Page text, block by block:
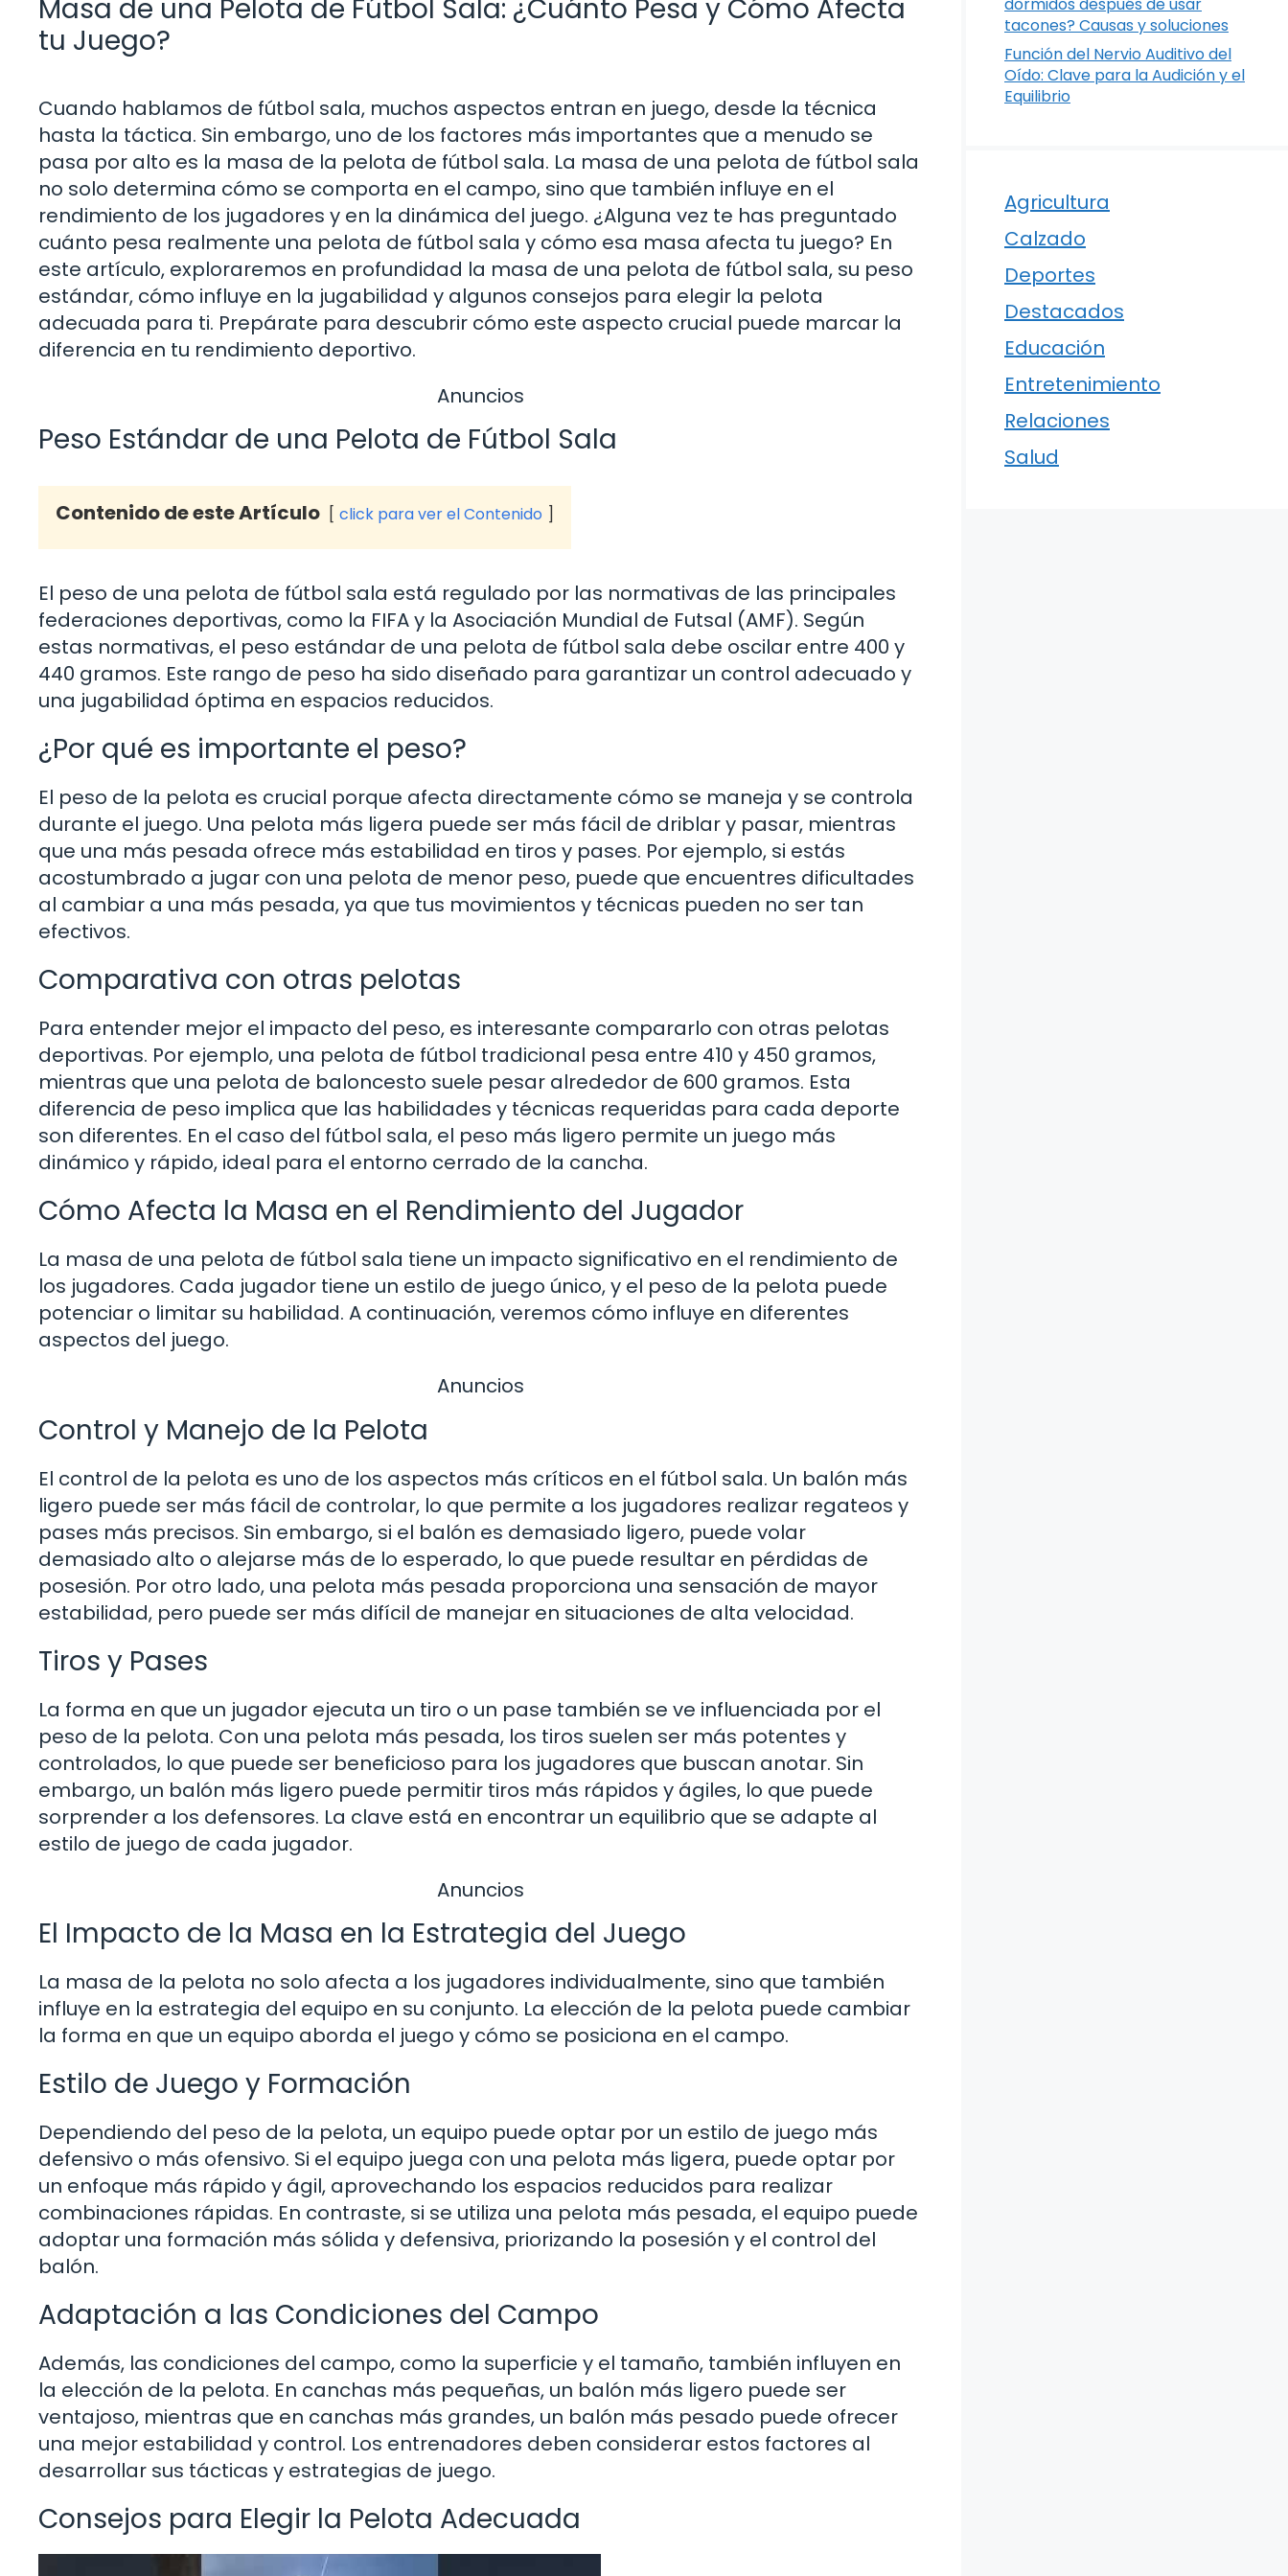
Masa de una Pelota de Fútbol Sala: ¿Cuánto Pesa y Cómo Afecta
tu Juego?
Cuando hablamos de fútbol sala, muchos aspectos entran en juego, desde la técnica
hasta la táctica. Sin embargo, uno de los factores más importantes que a menudo se
pasa por alto es la masa de la pelota de fútbol sala. La masa de una pelota de fútbol sala
no solo determina cómo se comporta en el campo, sino que también influye en el
rendimiento de los jugadores y en la dinámica del juego. ¿Alguna vez te has preguntado
cuánto pesa realmente una pelota de fútbol sala y cómo esa masa afecta tu juego? En
este artículo, exploraremos en profundidad la masa de una pelota de fútbol sala, su peso
estándar, cómo influye en la jugabilidad y algunos consejos para elegir la pelota
adecuada para ti. Prepárate para descubrir cómo este aspecto crucial puede marcar la
diferencia en tu rendimiento deportivo.
Anuncios
Peso Estándar de una Pelota de Fútbol Sala
Contenido de este Artículo click para ver el Contenido
El peso de una pelota de fútbol sala está regulado por las normativas de las principales
federaciones deportivas, como la FIFA y la Asociación Mundial de Futsal (AMF). Según
estas normativas, el peso estándar de una pelota de fútbol sala debe oscilar entre 400 y
440 gramos. Este rango de peso ha sido diseñado para garantizar un control adecuado y
una jugabilidad óptima en espacios reducidos.
¿Por qué es importante el peso?
El peso de la pelota es crucial porque afecta directamente cómo se maneja y se controla
durante el juego. Una pelota más ligera puede ser más fácil de driblar y pasar, mientras
que una más pesada ofrece más estabilidad en tiros y pases. Por ejemplo, si estás
acostumbrado a jugar con una pelota de menor peso, puede que encuentres dificultades
al cambiar a una más pesada, ya que tus movimientos y técnicas pueden no ser tan
efectivos.
Comparativa con otras pelotas
Para entender mejor el impacto del peso, es interesante compararlo con otras pelotas
deportivas. Por ejemplo, una pelota de fútbol tradicional pesa entre 410 y 450 gramos,
mientras que una pelota de baloncesto suele pesar alrededor de 600 gramos. Esta
diferencia de peso implica que las habilidades y técnicas requeridas para cada deporte
son diferentes. En el caso del fútbol sala, el peso más ligero permite un juego más
dinámico y rápido, ideal para el entorno cerrado de la cancha.
Cómo Afecta la Masa en el Rendimiento del Jugador
La masa de una pelota de fútbol sala tiene un impacto significativo en el rendimiento de
los jugadores. Cada jugador tiene un estilo de juego único, y el peso de la pelota puede
potenciar o limitar su habilidad. A continuación, veremos cómo influye en diferentes
aspectos del juego.
Anuncios
Control y Manejo de la Pelota
El control de la pelota es uno de los aspectos más críticos en el fútbol sala. Un balón más
ligero puede ser más fácil de controlar, lo que permite a los jugadores realizar regateos y
pases más precisos. Sin embargo, si el balón es demasiado ligero, puede volar
demasiado alto o alejarse más de lo esperado, lo que puede resultar en pérdidas de
posesión. Por otro lado, una pelota más pesada proporciona una sensación de mayor
estabilidad, pero puede ser más difícil de manejar en situaciones de alta velocidad.
Tiros y Pases
La forma en que un jugador ejecuta un tiro o un pase también se ve influenciada por el
peso de la pelota. Con una pelota más pesada, los tiros suelen ser más potentes y
controlados, lo que puede ser beneficioso para los jugadores que buscan anotar. Sin
embargo, un balón más ligero puede permitir tiros más rápidos y ágiles, lo que puede
sorprender a los defensores. La clave está en encontrar un equilibrio que se adapte al
estilo de juego de cada jugador.
Anuncios
El Impacto de la Masa en la Estrategia del Juego
La masa de la pelota no solo afecta a los jugadores individualmente, sino que también
influye en la estrategia del equipo en su conjunto. La elección de la pelota puede cambiar
la forma en que un equipo aborda el juego y cómo se posiciona en el campo.
Estilo de Juego y Formación
Dependiendo del peso de la pelota, un equipo puede optar por un estilo de juego más
defensivo o más ofensivo. Si el equipo juega con una pelota más ligera, puede optar por
un enfoque más rápido y ágil, aprovechando los espacios reducidos para realizar
combinaciones rápidas. En contraste, si se utiliza una pelota más pesada, el equipo puede
adoptar una formación más sólida y defensiva, priorizando la posesión y el control del
balón.
Adaptación a las Condiciones del Campo
Además, las condiciones del campo, como la superficie y el tamaño, también influyen en
la elección de la pelota. En canchas más pequeñas, un balón más ligero puede ser
ventajoso, mientras que en canchas más grandes, un balón más pesado puede ofrecer
una mejor estabilidad y control. Los entrenadores deben considerar estos factores al
desarrollar sus tácticas y estrategias de juego.
Consejos para Elegir la Pelota Adecuada
tacones? Causas y soluciones
Función del Nervio Auditivo del
Oído: Clave para la Audición y el
Equilibrio
Agricultura
Calzado
Deportes
Destacados
Educación
Entretenimiento
Relaciones
Salud